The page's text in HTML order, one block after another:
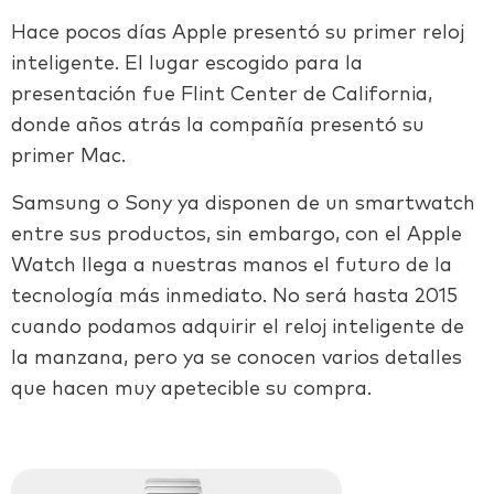
Hace pocos días Apple presentó su primer reloj
inteligente. El lugar escogido para la
presentación fue Flint Center de California,
donde años atrás la compañía presentó su
primer Mac.
Samsung o Sony ya disponen de un smartwatch
entre sus productos, sin embargo, con el Apple
Watch llega a nuestras manos el futuro de la
tecnología más inmediato. No será hasta 2015
cuando podamos adquirir el reloj inteligente de
la manzana, pero ya se conocen varios detalles
que hacen muy apetecible su compra.